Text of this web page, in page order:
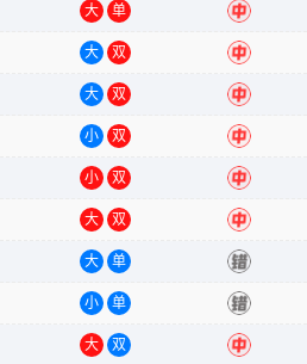
大 单 中
大 双 中
大 双 中
小 双 中
小 双 中
大 双 中
大 单 错
小 单 错
大 双 中